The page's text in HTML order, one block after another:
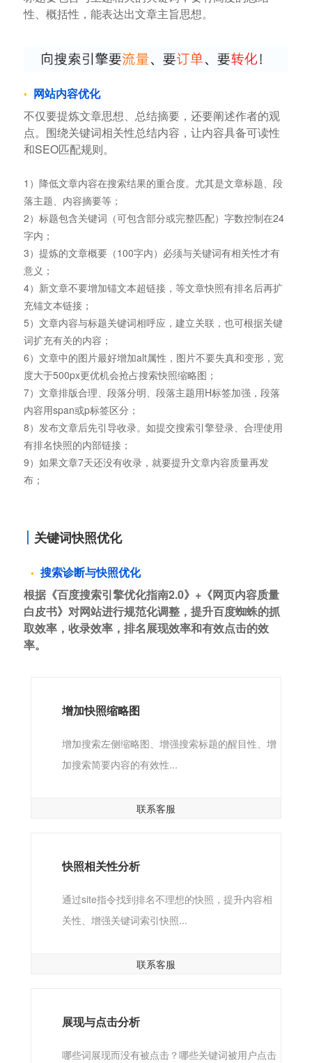
性、概括性，能表达出文章主旨思想。
网站内容优化
不仅要提炼文章思想、总结摘要，还要阐述作者的观
点。围绕关键词相关性总结内容，让内容具备可读性
和SEO匹配规则。
1）降低文章内容在搜索结果的重合度。尤其是文章标题、段
落主题、内容摘要等；
2）标题包含关键词（可包含部分或完整匹配）字数控制在24
字内；
3）提炼的文章概要（100字内）必须与关键词有相关性才有
意义；
4）新文章不要增加锚文本超链接，等文章快照有排名后再扩
充锚文本链接；
5）文章内容与标题关键词相呼应，建立关联，也可根据关键
词扩充有关的内容；
6）文章中的图片最好增加alt属性，图片不要失真和变形，宽
度大于500px更优机会抢占搜索快照缩略图；
7）文章排版合理、段落分明、段落主题用H标签加强，段落
内容用span或p标签区分；
8）发布文章后先引导收录。如提交搜索引擎登录、合理使用
有排名快照的内部链接；
9）如果文章7天还没有收录，就要提升文章内容质量再发
布；
关键词快照优化
搜索诊断与快照优化
根据《百度搜索引擎优化指南2.0》+《网页内容质量
白皮书》对网站进行规范化调整，提升百度蜘蛛的抓
取效率，收录效率，排名展现效率和有效点击的效
率。
增加快照缩略图
增加搜索左侧缩略图、增强搜索标题的醒目性、增
加搜索简要内容的有效性...
联系客服
快照相关性分析
通过site指令找到排名不理想的快照，提升内容相
关性、增强关键词索引快照...
联系客服
展现与点击分析
哪些词展现而没有被点击？哪些关键词被用户点击